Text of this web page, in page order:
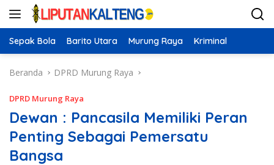
Langsung
Sepak Bola Barito Utara Murung Raya Kriminal
Beranda DPRD Murung Raya
DPRD Murung Raya
Dewan : Pancasila Memiliki Peran
Penting Sebagai Pemersatu
Bangsa